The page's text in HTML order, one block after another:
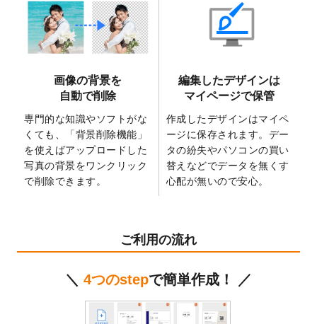
2025/6/9
「背景削除機能
」を実装しました。
2025/4/3
DMのデザインテンプレートを追加しまし
た。
を追加しました。
マスキングテープのデザインテンプレート
を追加しました。
2025/1/15
配置できるデータ形式が増えました。
（pdf、psd、eps、tifに対応）
2024/12/24
2025年版4月始まりのカレンダーデザイン
箔押し年賀状のデザインテンプレート
ステッカーのデザインテンプレート
しました。
2025年巳年の年賀状デザインテンプレート
画像の背景を
自動で削除
専門的な知識やソフトがな
くても、「背景削除機能」
を使えばアップロードした
写真の背景をワンクリック
で削除できます。
編集したデザインは
マイページで保管
作成したデザインはマイペ
ージに保存されます。デー
タの紛失やパソコンの買い
替えなどでデータを無くす
心配が無いので安心。
ご利用の流れ
＼ 4つのstepで簡単作成！ ／